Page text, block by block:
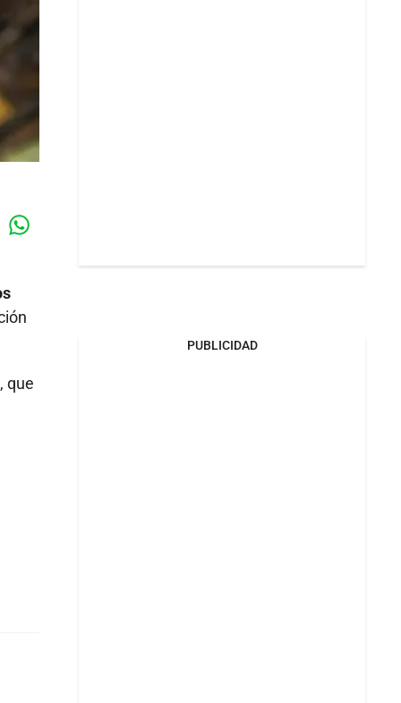
, que
PUBLICIDAD